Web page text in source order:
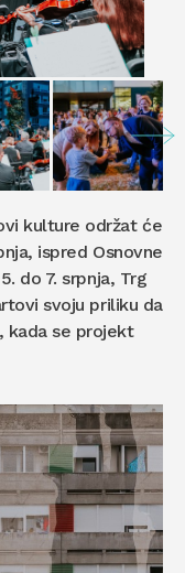
kulture održat će
ispred Osnovne
do 7. srpnja, Trg
svoju priliku da
kada se projekt